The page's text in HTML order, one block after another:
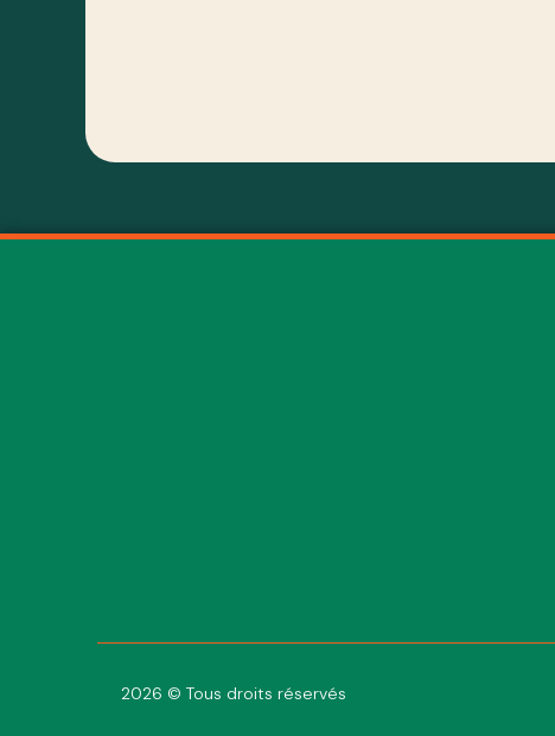
2026 © Tous droits réservés